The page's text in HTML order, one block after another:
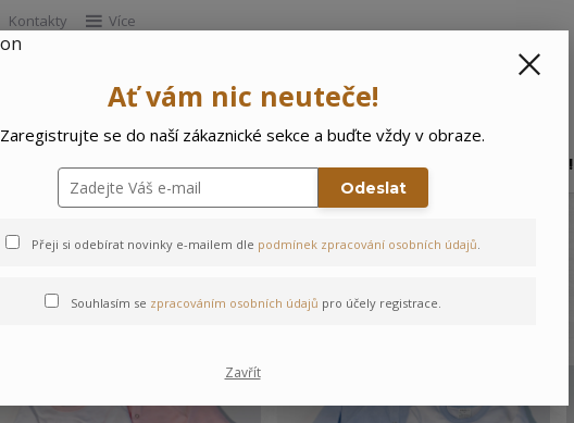
Kontakty Více
Doprodej Ostatní 🌲 Vítejte ve světě Mossilo!
Ať vám nic neuteče!
Zaregistrujte se do naší zákaznické sekce a buďte vždy v obraze.
Odeslat
Přeji si odebírat novinky e-mailem dle podmínek zpracování osobních údajů.
Souhlasím se zpracováním osobních údajů pro účely registrace.
Zavřít